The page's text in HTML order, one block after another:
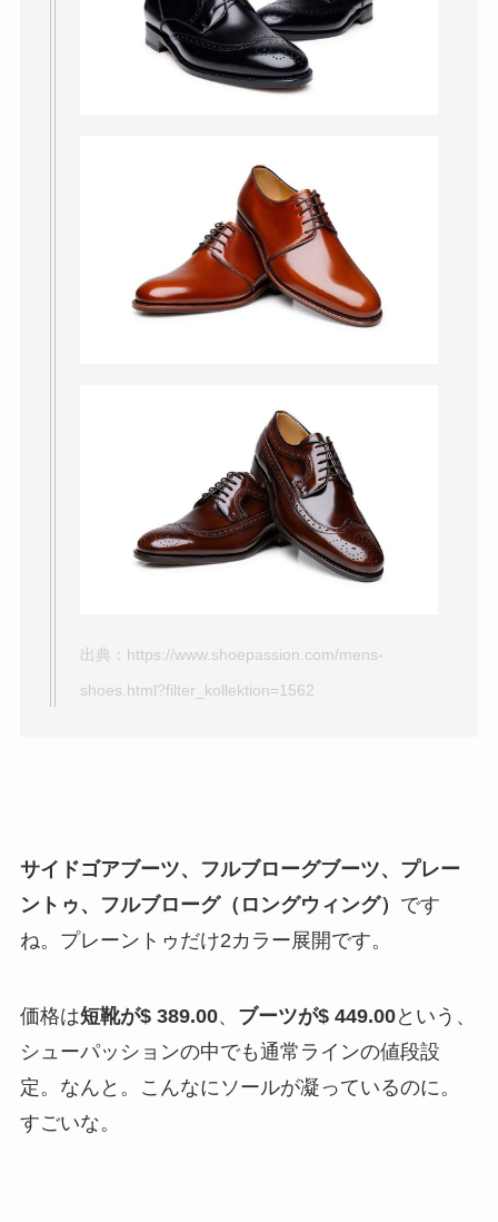
出典： https://www.shoepassion.com/mens-
shoes.html?filter_kollektion=1562
サイドゴアブーツ、フルブローグブーツ、プレー
ントゥ、フルブローグ（ロングウィング） です
ね。プレーントゥだけ2カラー展開です。
価格は短靴が$ 389.00、 ブーツが$ 449.00という、
シューパッションの中でも通常ラインの値段設
定。なんと。こんなにソールが凝っているのに。
すごいな。